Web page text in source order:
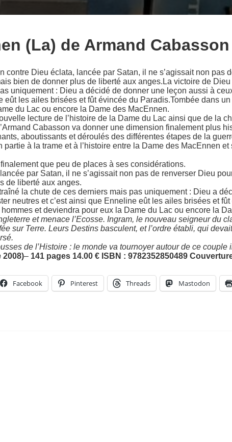
(La) de Armand Cabasson
contre Dieu éclata, lancée par Satan, il ne s’agissait non pas
bien de donner plus de liberté aux anges.La victoire de
uniquement : Dieu a décidé de donner une leçon aussi à
eût les ailes brisées et fût évincée du Paradis.Tombée dans
du Lac ou encore la Dame des MacEnnen.
lecture de l’histoire de la Dame du Lac ainsi que de la
Cabasson va donner une dimension finalement plus
aboutissants et déroulés des différentes étapes de la
à la trame et à l’histoire entre la Dame des MacEnnen et
que peu de places à ses considérations.
par Satan, il ne s’agissait non pas de renverser Dieu
de liberté aux anges.
la chute de ces derniers mais pas uniquement : Dieu a
neutres et c’est ainsi que Enneline eût les ailes brisées et
et deviendra pour eux la Dame du Lac ou encore la
et menace l’Ecosse. Ingram, le nouveau seigneur du
sur Terre. Leurs Destins basculent, et l’ordre établi, qui
de l’Histoire : le monde va tournoyer autour de ce couple
2008)– 141 pages 14.00 € ISBN : 9782352850489
Facebook Pinterest Threads Mastodon